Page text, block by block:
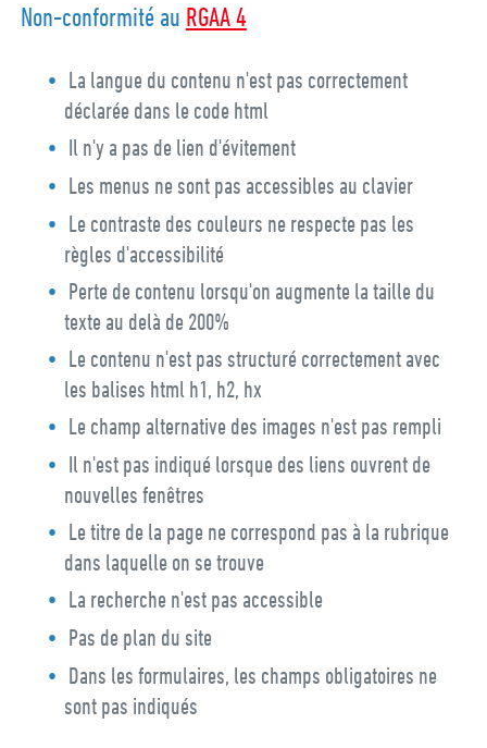
Non-conformité au RGAA 4
La langue du contenu n'est pas correctement
déclarée dans le code html
Il n'y a pas de lien d'évitement
Les menus ne sont pas accessibles au clavier
Le contraste des couleurs ne respecte pas les
règles d'accessibilité
Perte de contenu lorsqu'on augmente la taille du
texte au delà de 200%
Le contenu n'est pas structuré correctement avec
les balises html h1, h2, hx
Le champ alternative des images n'est pas rempli
Il n'est pas indiqué lorsque des liens ouvrent de
nouvelles fenêtres
Le titre de la page ne correspond pas à la rubrique
dans laquelle on se trouve
La recherche n'est pas accessible
Pas de plan du site
Dans les formulaires, les champs obligatoires ne
sont pas indiqués